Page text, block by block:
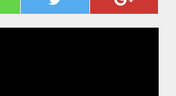
TWEET